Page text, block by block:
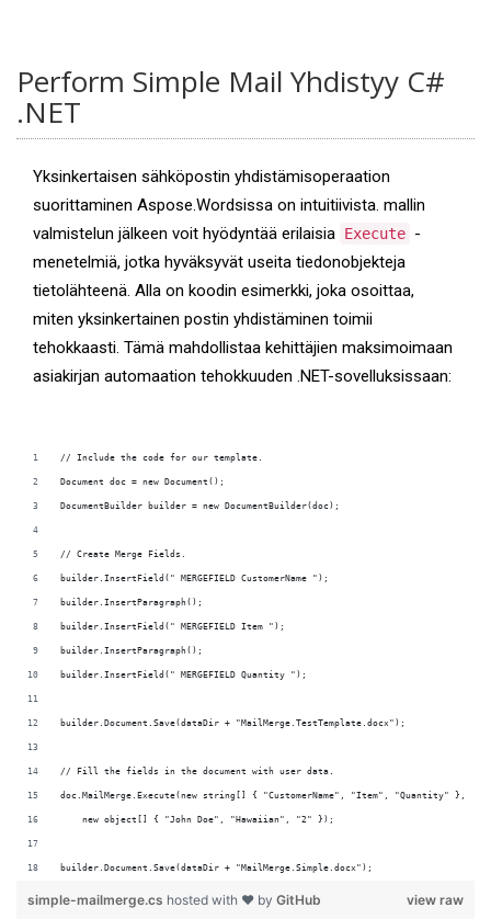
Perform Simple Mail Yhdistyy C#
.NET
Yksinkertaisen sähköpostin yhdistämisoperaation
suorittaminen Aspose.Wordsissa on intuitiivista. mallin
valmistelun jälkeen voit hyödyntää erilaisia Execute -
menetelmiä, jotka hyväksyvät useita tiedonobjekteja
tietolähteenä. Alla on koodin esimerkki, joka osoittaa,
miten yksinkertainen postin yhdistäminen toimii
tehokkaasti. Tämä mahdollistaa kehittäjien maksimoimaan
asiakirjan automaation tehokkuuden .NET-sovelluksissaan:
// Include the code for our template.
Document doc = new Document();
DocumentBuilder builder = new DocumentBuilder(doc);
// Create Merge Fields.
builder.InsertField(" MERGEFIELD CustomerName ");
builder.InsertParagraph();
builder.InsertField(" MERGEFIELD Item ");
builder.InsertParagraph();
builder.InsertField(" MERGEFIELD Quantity ");
builder.Document.Save(dataDir + "MailMerge.TestTemplate.docx");
// Fill the fields in the document with user data.
doc.MailMerge.Execute(new string[] { "CustomerName", "Item", "Quantity" },
    new object[] { "John Doe", "Hawaiian", "2" });
builder.Document.Save(dataDir + "MailMerge.Simple.docx");
view raw
simple-mailmerge.cs hosted with ❤ by GitHub